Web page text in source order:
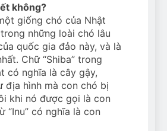
không?
giống chó của Nhật
những loài chó lâu
quốc gia đảo này, và là
Chữ “Shiba” trong
có nghĩa là cây gậy,
địa hình mà con chó bị
khi nó được gọi là con
“Inu” có nghĩa là con